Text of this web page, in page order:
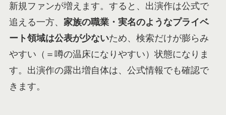
新規ファンが増えます。すると、出演作は公式で
追える一方、 家族の職業・実名のようなプライベ
ート領域は公表が少ないため、検索だけが膨らみ
やすい（＝噂の温床になりやすい）状態になりま
す。出演作の露出増自体は、公式情報でも確認で
きます。